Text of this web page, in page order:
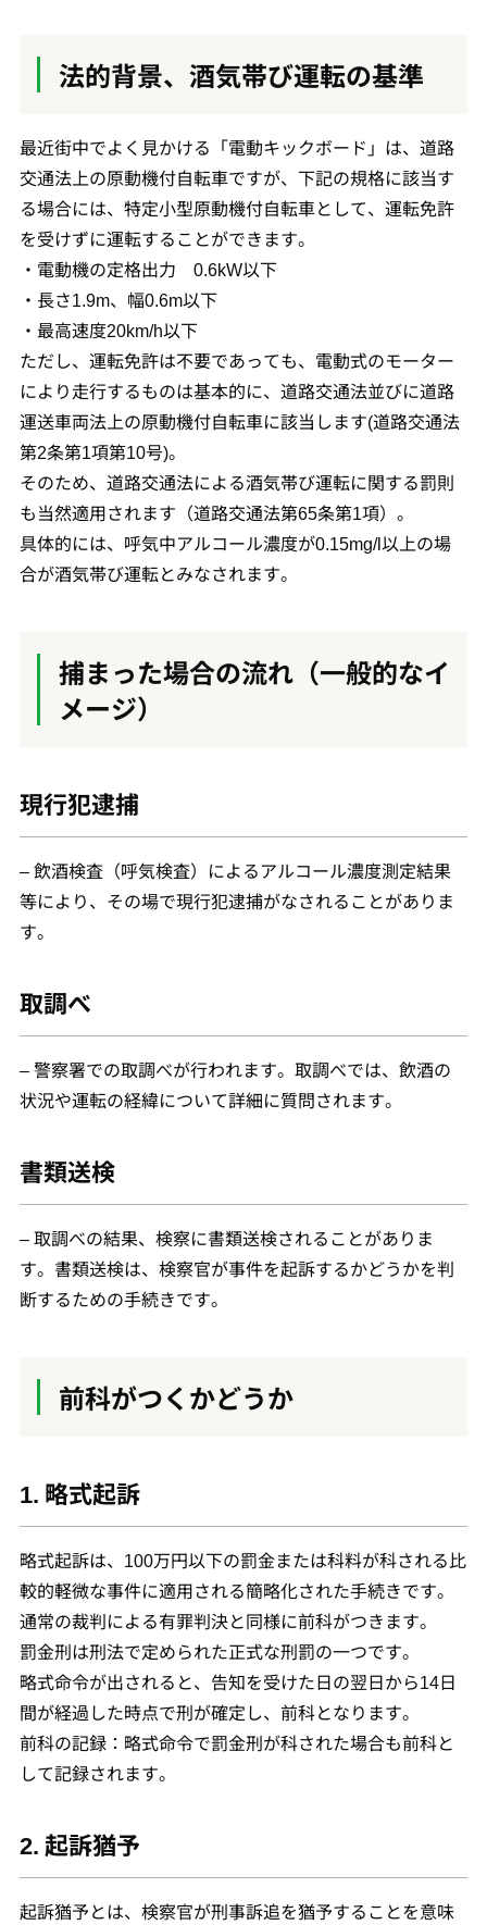
法的背景、酒気帯び運転の基準
最近街中でよく見かける「電動キックボード」は、道路
交通法上の原動機付自転車ですが、下記の規格に該当す
る場合には、特定小型原動機付自転車として、運転免許
を受けずに運転することができます。
・電動機の定格出力 0.6kW以下
・長さ1.9m、幅0.6m以下
・最高速度20km/h以下
ただし、運転免許は不要であっても、電動式のモーター
により走行するものは基本的に、道路交通法並びに道路
運送車両法上の原動機付自転車に該当します(道路交通法
第2条第1項第10号)。
そのため、道路交通法による酒気帯び運転に関する罰則
も当然適用されます（道路交通法第65条第1項）。
具体的には、呼気中アルコール濃度が0.15mg/l以上の場
合が酒気帯び運転とみなされます。
捕まった場合の流れ（一般的なイ
メージ）
現行犯逮捕
– 飲酒検査（呼気検査）によるアルコール濃度測定結果
等により、その場で現行犯逮捕がなされることがありま
す。
取調べ
– 警察署での取調べが行われます。取調べでは、飲酒の
状況や運転の経緯について詳細に質問されます。
書類送検
– 取調べの結果、検察に書類送検されることがありま
す。書類送検は、検察官が事件を起訴するかどうかを判
断するための手続きです。
前科がつくかどうか
1. 略式起訴
略式起訴は、100万円以下の罰金または科料が科される比
較的軽微な事件に適用される簡略化された手続きです。
通常の裁判による有罪判決と同様に前科がつきます。
罰金刑は刑法で定められた正式な刑罰の一つです。
略式命令が出されると、告知を受けた日の翌日から14日
間が経過した時点で刑が確定し、前科となります。
前科の記録：略式命令で罰金刑が科された場合も前科と
して記録されます。
2. 起訴猶予
起訴猶予とは、検察官が刑事訴追を猶予することを意味